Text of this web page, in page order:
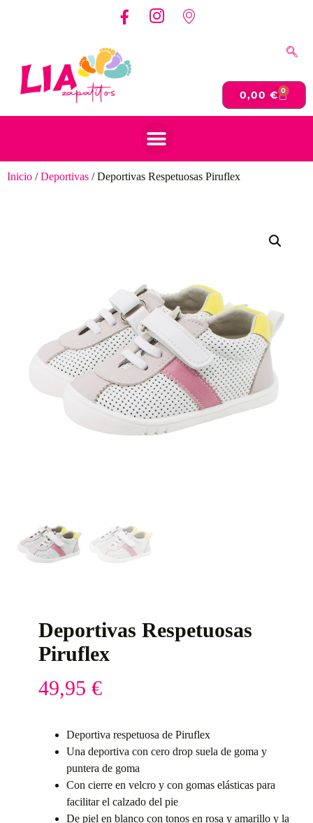
0,00€ 0
Inicio /Deportivas / Deportivas Respetuosas Piruflex
Deportivas Respetuosas
Piruflex
49,95 €
Deportiva respetuosa de Piruflex
Una deportiva con cero drop suela de goma y
puntera de goma
Con cierre en velcro y con gomas elásticas para
facilitar el calzado del pie
De piel en blanco con tonos en rosa y amarillo y la